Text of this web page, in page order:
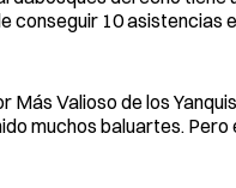
conseguir 10 asistencias
Más Valioso de los
muchos baluartes.